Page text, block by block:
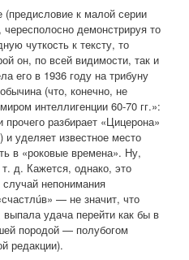
(предисловие к малой серии
демонстрируя то
чуткость к тексту, то
он, по всей видимости, так и
его в 1936 году на трибуну
(что, конечно, не
интеллигенции 60-70 гг.»:
разбирает «Цицерона»
уделяет известное место
в «роковые времена». Ну,
д. Кажется, однако, это
непонимания
— не значит, что
выпала удача перейти как бы в
породой — полубогом
редакции).